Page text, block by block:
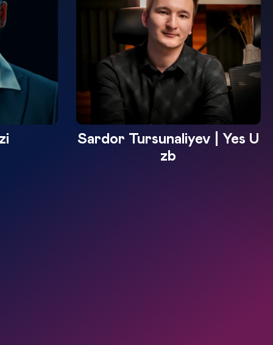
Sardor Tursunaliyev | Yes U
zb